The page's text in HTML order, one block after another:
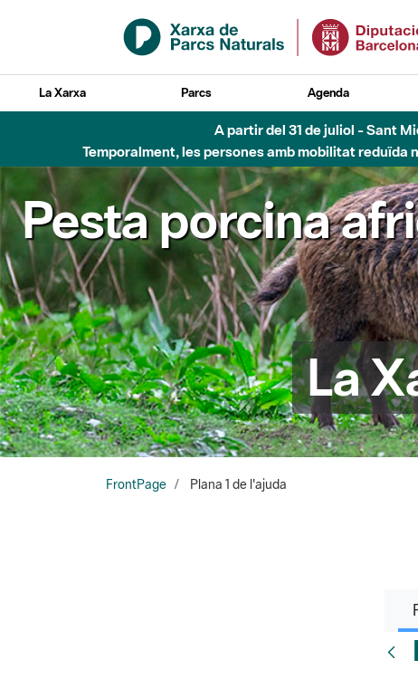
Salta al contingut principal
La Xarxa Parcs Agenda
A partir del 31 de juliol - Sant
Temporalment, les persones amb mobilitat reduïda
Pesta porcina
La
FrontPage Plana 1 de l'ajuda